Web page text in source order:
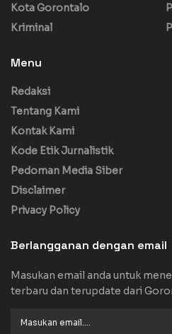
Kota Gorontalo
Kriminal
Menu
Redaksi
Tentang Kami
Kontak Kami
Kode Etik Jurnalistik
Pedoman Media Siber
Disclaimer
Privacy Policy
Berlangganan dengan email
Masukan email anda untuk
terbaru dan terupdate dari